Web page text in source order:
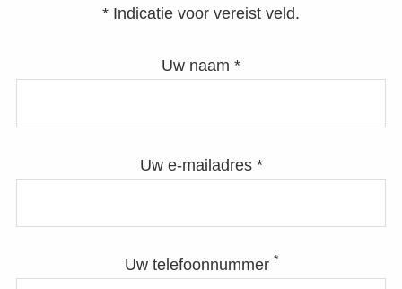
* Indicatie voor vereist veld.
Uw naam *
Uw e-mailadres *
Uw telefoonnummer *